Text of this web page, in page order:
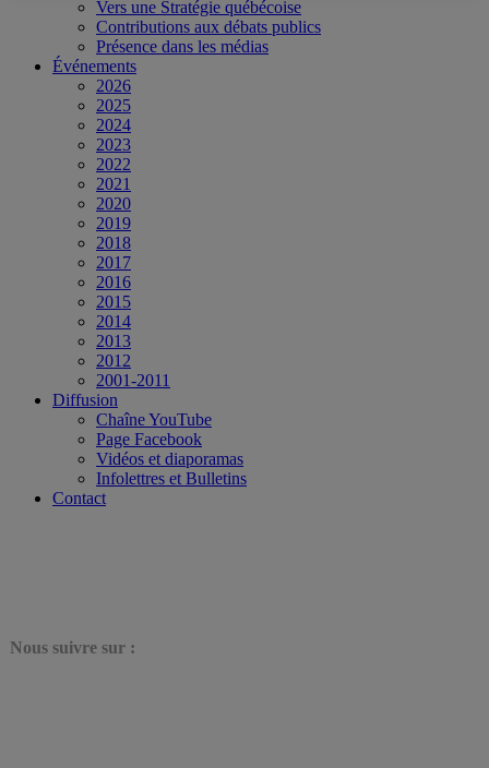
Vers une Stratégie québécoise
Contributions aux débats publics
Présence dans les médias
Événements
2026
2025
2024
2023
2022
2021
2020
2019
2018
2017
2016
2015
2014
2013
2012
2001-2011
Diffusion
Chaîne YouTube
Page Facebook
Vidéos et diaporamas
Infolettres et Bulletins
Contact
Nous suivre sur :